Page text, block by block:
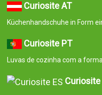
Curiosite AT
Küchenhandschuhe in Form
Curiosite PT
Luvas de cozinha com a
Curiosite